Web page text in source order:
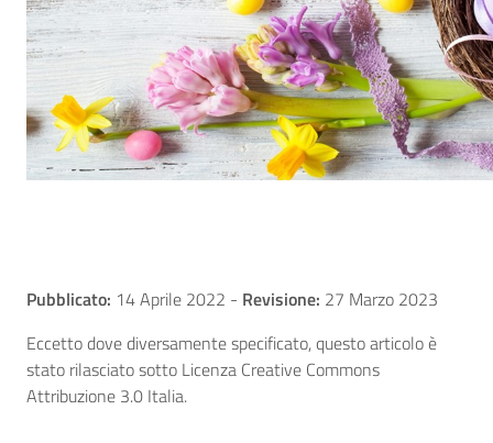
Pubblicato: 14 Aprile 2022 - Revisione: 27 Marzo 2023
Eccetto dove diversamente specificato, questo articolo è
stato rilasciato sotto Licenza Creative Commons
Attribuzione 3.0 Italia.